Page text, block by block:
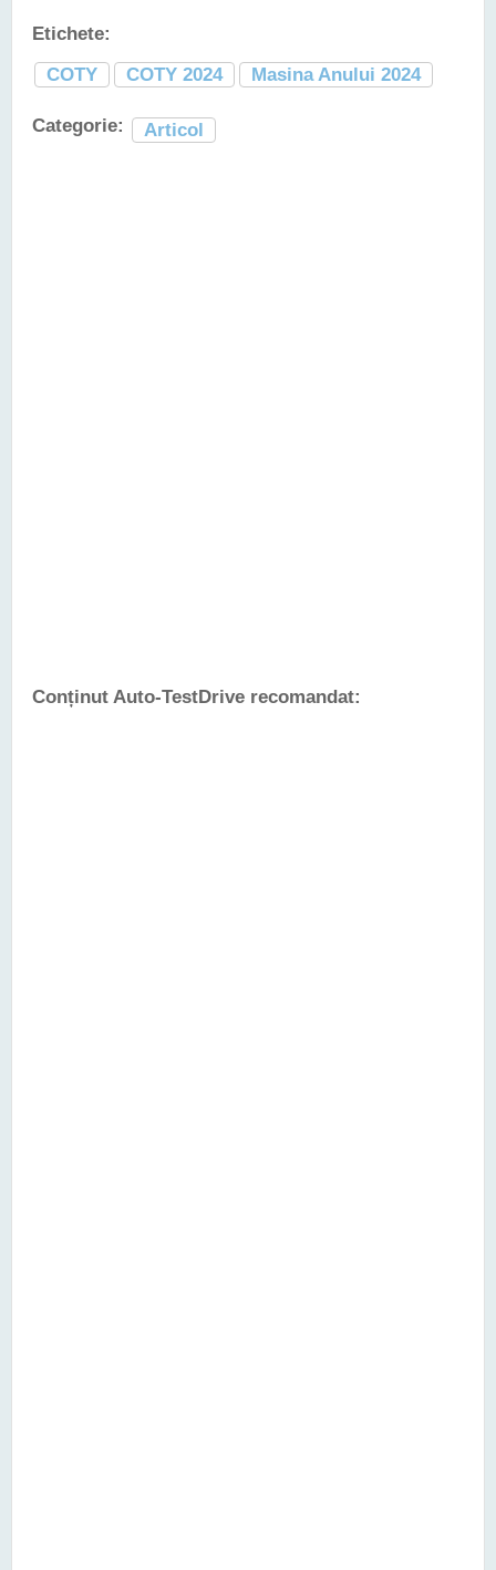
Etichete:
COTY
COTY 2024 Masina Anului 2024
Categorie: Articol
Conținut Auto-TestDrive recomandat: